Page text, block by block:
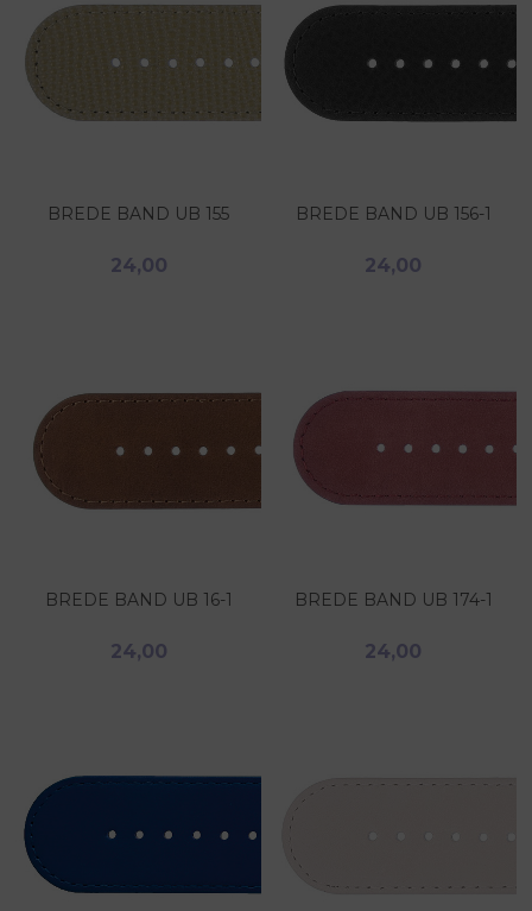
BREDE BAND UB 155
24,00
BREDE BAND UB 156-1
24,00
BREDE BAND UB 16-1
24,00
BREDE BAND UB 174-1
24,00